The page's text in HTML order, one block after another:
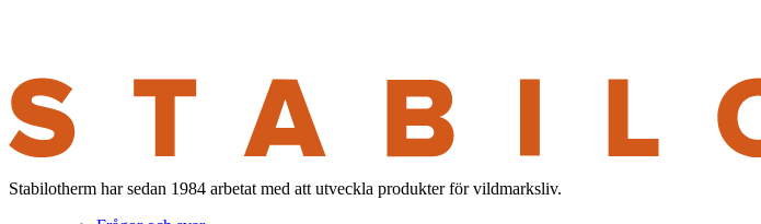
Stabilotherm har sedan 1984 arbetat med att utveckla produkter för vildmarksliv.